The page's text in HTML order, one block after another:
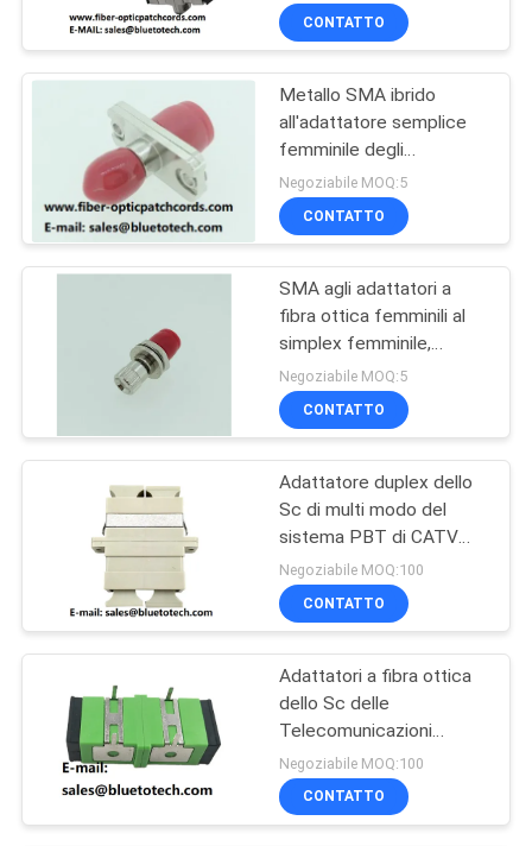
CITAZIONE
MAPPA
PRIVACY
In fibra ottica
Schede di fibra
ottica
79
Fibra ottica
Attenuatore
15
Fibra ottica Splitter
metallo dello Sc
dell'adattatore a fibra
metallo
CONTATTO
Metallo SMA ibrido
all'adattatore semplice
femminile degli
adattatori a fibra ottica
SMA-FC di FC
Negoziabile MOQ:5
CONTATTO
SMA agli adattatori a
fibra ottica femminili al
simplex femminile,
adattatore ibrido di FC
del metallo di SMA-FC
Negoziabile MOQ:5
CONTATTO
Adattatore duplex dello
Sc di multi modo del
sistema PBT di CATV
con colore di beige della
flangia
Negoziabile MOQ:100
CONTATTO
Adattatori a fibra ottica
dello Sc delle
Telecomunicazioni
semplici CATV con la clip
del metallo
Negoziabile MOQ:100
CONTATTO